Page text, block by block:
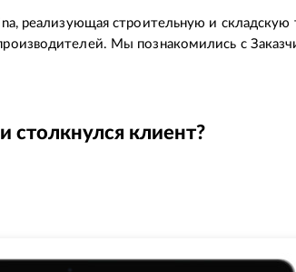
реализующая строительную и складскую
Мы познакомились с
клиент?